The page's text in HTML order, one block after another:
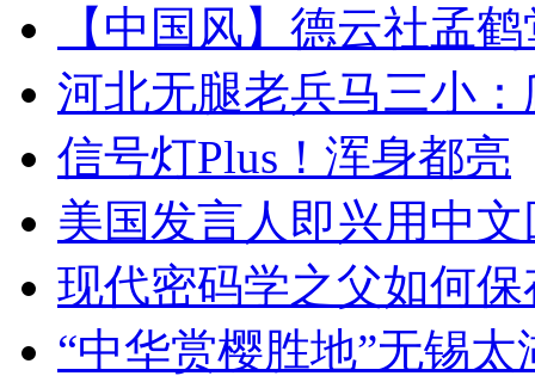
【中国风】德云社孟
河北无腿老兵马三小
信号灯Plus！浑身都亮
美国发言人即兴用中
现代密码学之父如何
“中华赏樱胜地”无锡